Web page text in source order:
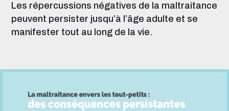
Les répercussions négatives de la maltraitance
peuvent persister jusqu’à l’âge adulte et se
manifester tout au long de la vie.